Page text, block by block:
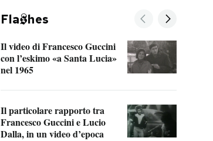
Fla hes
Il video di Francesco Guccini
con l’eskimo «a Santa Lucia»
nel 1965
Il particolare rapporto tra
Francesco Guccini e Lucio
Dalla, in un video d’epoca